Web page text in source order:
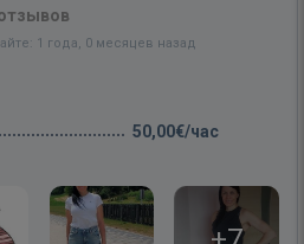
1 года, 0 месяцев назад
50,00€/час